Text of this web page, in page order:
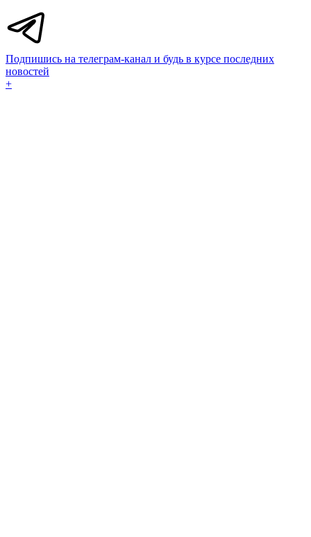
Подпишись на телеграм-канал и будь в курсе последних
новостей
+